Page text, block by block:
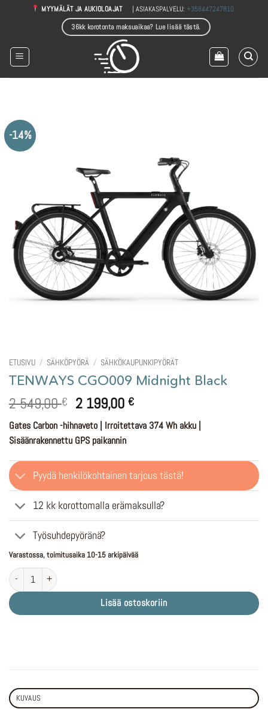
MYYMÄLÄT JA AUKIOLOAJAT | ASIAKASPALVELU:+358447247810
36kk korotonta maksuaikaa? Lue lisää tästä.
-14%
ETUSIVU / SÄHKÖPYÖRÄ / SÄHKÖKAUPUNKIPYÖRÄT
TENWAYS CGO009 Midnight Black
2 549,00€ Alkuperäinen
hinta
oli:
2
549,00 €.
2 199,00€Nykyinen
hinta
on:
199,00 €.
Gates Carbon -hihnaveto | Irroitettava 374 Wh akku |
Sisäänrakennettu GPS paikannin
Pyydä henkilökohtainen tarjous tästä!
12 kk korottomalla erämaksulla?
Työsuhdepyöränä?
Varastossa, toimitusaika 10-15 arkipäivää
TENWAYS CGO009 Midnight Black määrä
Lisää ostoskoriin
KUVAUS